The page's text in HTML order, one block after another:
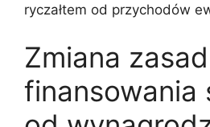
ryczałtem od przychodów
Zmiana zasad
finansowania